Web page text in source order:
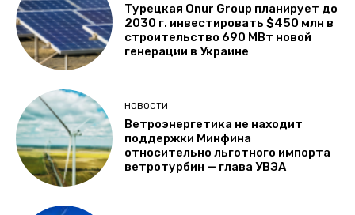
Турецкая Onur Group планирует до
2030 г. инвестировать $450 млн в
строительство 690 МВт новой
генерации в Украине
НОВОСТИ
Ветроэнергетика не находит
поддержки Минфина
относительно льготного импорта
ветротурбин — глава УВЭА